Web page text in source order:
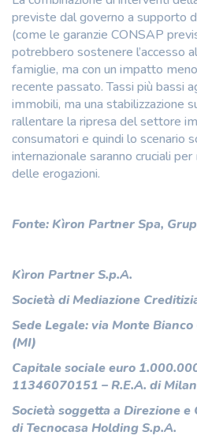
previste dal governo a supporto
(come le garanzie CONSAP
potrebbero sostenere l’accesso
famiglie, ma con un impatto
recente passato. Tassi più bassi
immobili, ma una stabilizzazione
rallentare la ripresa del settore
consumatori e quindi lo scenario
internazionale saranno cruciali
delle erogazioni.
Fonte: Kìron Partner Spa,
Kìron Partner S.p.A.
Società di Mediazione
Sede Legale: via Monte
(MI)
Capitale sociale euro
11346070151 – R.E.A. di
Società soggetta a Direzione
di Tecnocasa Holding S.p.A.